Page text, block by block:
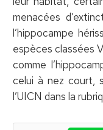
menacées
l’hippocampe
espèces classées
comme
celui à nez court,
l’UICN dans la